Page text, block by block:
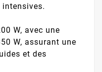
W, avec une
W, assurant une
et des